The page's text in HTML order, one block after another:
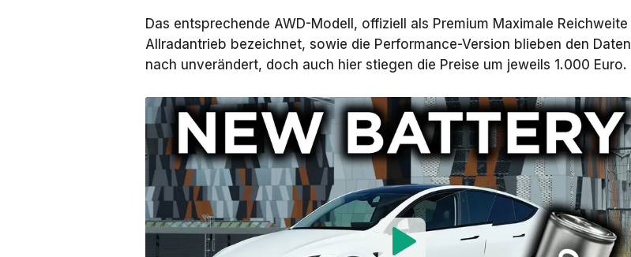
Das entsprechende AWD-Modell, offiziell als Premium Maximale Reichweite
Allradantrieb bezeichnet, sowie die Performance-Version blieben den Daten
nach unverändert, doch auch hier stiegen die Preise um jeweils 1.000 Euro.